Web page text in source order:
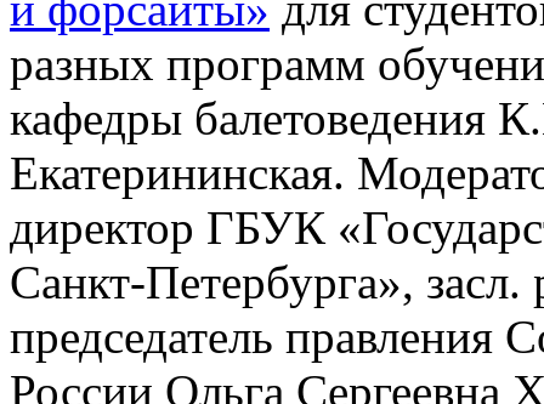
разных программ
кафедры балетоведения
Екатерининская.
директор ГБУК
Санкт-Петербурга»,
председатель правления
России Ольга Сергеевна